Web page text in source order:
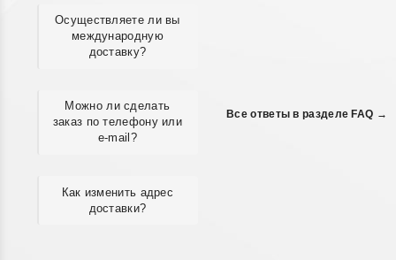
Осуществляете ли вы
международную
доставку?
Можно ли сделать
заказ по телефону или
e-mail?
Как изменить адрес
доставки?
Все ответы в разделе FAQ →